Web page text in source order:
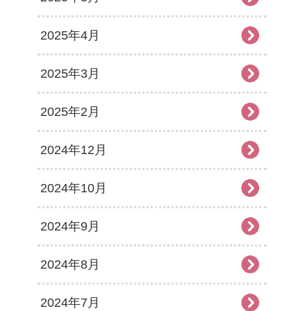
2025年4月
2025年3月
2025年2月
2024年12月
2024年10月
2024年9月
2024年8月
2024年7月